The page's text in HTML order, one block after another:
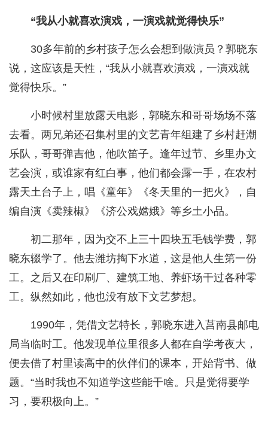
“我从小就喜欢演戏，一演戏就觉得快乐”
30多年前的乡村孩子怎么会想到做演员？郭晓东
说，这应该是天性，“我从小就喜欢演戏，一演戏就
觉得快乐。”
小时候村里放露天电影，郭晓东和哥哥场场不落
去看。两兄弟还召集村里的文艺青年组建了乡村赶潮
乐队，哥哥弹吉他，他吹笛子。逢年过节、乡里办文
艺会演，或谁家有红白事，他们都会露一手，在农村
露天土台子上，唱《童年》《冬天里的一把火》，自
编自演《卖辣椒》《济公戏嫦娥》等乡土小品。
初二那年，因为交不上三十四块五毛钱学费，郭
晓东辍学了。他去潍坊掏下水道，这是他人生第一份
工。之后又在印刷厂、建筑工地、养虾场干过各种零
工。纵然如此，他也没有放下文艺梦想。
1990年，凭借文艺特长，郭晓东进入莒南县邮电
局当临时工。他发现单位里很多人都在自学考夜大，
便去借了村里读高中的伙伴们的课本，开始背书、做
题。“当时我也不知道学这些能干啥。只是觉得要学
习，要积极向上。”